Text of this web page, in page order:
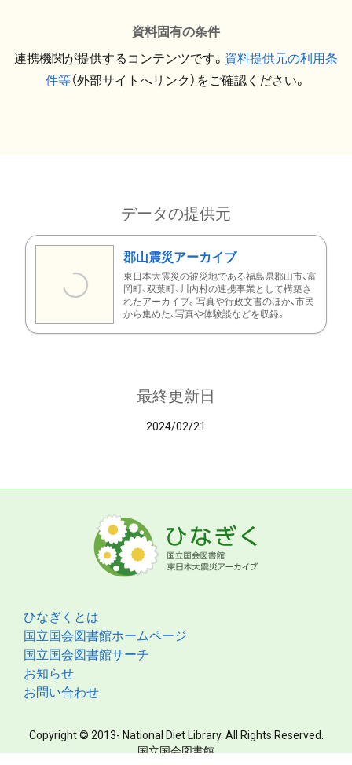
資料固有の条件
連携機関が提供するコンテンツです。 資料提供元の利用条
件等（外部サイトへリンク）をご確認ください。
データの提供元
郡山震災アーカイブ
東日本大震災の被災地である福島県郡山市、富
岡町、双葉町、川内村の連携事業として構築さ
れたアーカイブ。写真や行政文書のほか、市民
から集めた、写真や体験談などを収録。
最終更新日
2024/02/21
ひなぎくとは
国立国会図書館ホームページ
国立国会図書館サーチ
お知らせ
お問い合わせ
Copyright © 2013- National Diet Library. All Rights Reserved.